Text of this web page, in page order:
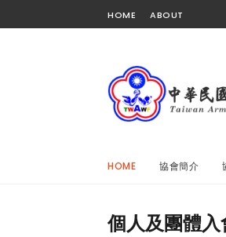
HOME ABOUT
HOME 協會簡介
個人及團體